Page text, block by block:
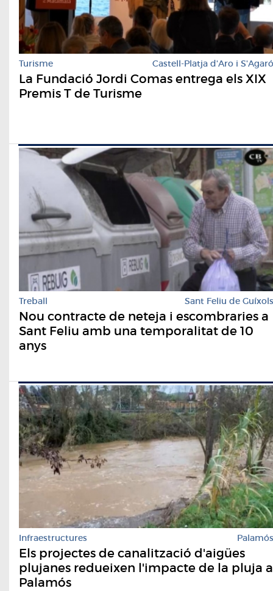
Turisme Castell-Platja d'Aro i S'Agaró
La Fundació Jordi Comas entrega els XIX
Premis T de Turisme
Treball Sant Feliu de Guíxols
Nou contracte de neteja i escombraries a
Sant Feliu amb una temporalitat de 10
anys
Infraestructures Palamós
​Els projectes de canalització d'aigües
plujanes redueixen l'impacte de la pluja a
Palamós